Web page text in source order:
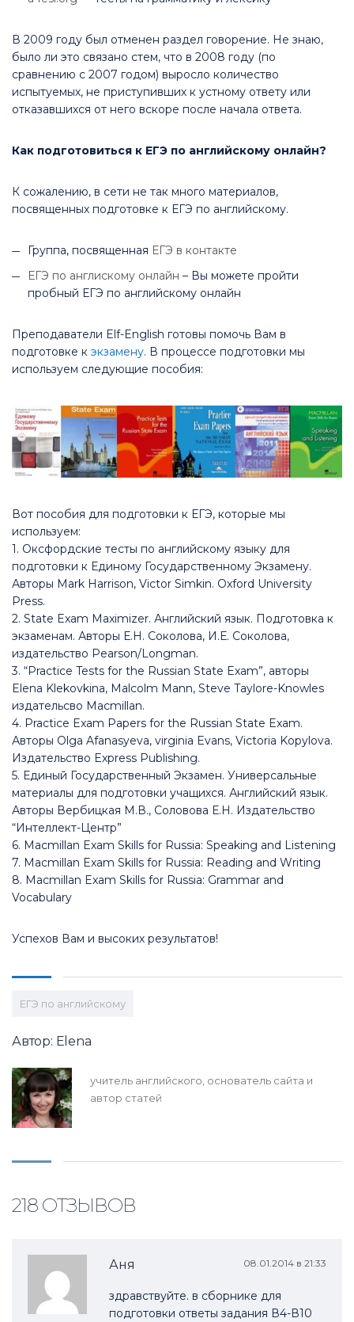
В 2009 году был отменен раздел говорение. Не знаю,
было ли это связано стем, что в 2008 году (по
сравнению с 2007 годом) выросло количество
испытуемых, не приступивших к устному ответу или
отказавшихся от него вскоре после начала ответа.
Как подготовиться к ЕГЭ по английскому онлайн?
К сожалению, в сети не так много материалов,
посвященных подготовке к ЕГЭ по английскому.
Группа, посвященная ЕГЭ в контакте
ЕГЭ по англискому онлайн – Вы можете пройти
пробный ЕГЭ по английскому онлайн
Преподаватели Elf-English готовы помочь Вам в
подготовке к экзамену. В процессе подготовки мы
используем следующие пособия:
Вот пособия для подготовки к ЕГЭ, которые мы
используем:
1. Оксфордские тесты по английскому языку для
подготовки к Единому Государственному Экзамену.
Авторы Mark Harrison, Victor Simkin. Oxford University
Press.
2. State Exam Maximizer. Английский язык. Подготовка к
экзаменам. Авторы Е.Н. Соколова, И.Е. Соколова,
издательство Pearson/Longman.
3. “Practice Tests for the Russian State Exam”, авторы
Elena Klekovkina, Malcolm Mann, Steve Taylore-Knowles
издательсво Macmillan.
4. Practice Exam Papers for the Russian State Exam.
Авторы Olga Afanasyeva, virginia Evans, Victoria Kopylova.
Издательство Express Publishing.
5. Единый Государственный Экзамен. Универсальные
материалы для подготовки учащихся. Английский язык.
Авторы Вербицкая М.В., Соловова Е.Н. Издательство
“Интеллект-Центр”
6. Macmillan Exam Skills for Russia: Speaking and Listening
7. Macmillan Exam Skills for Russia: Reading and Writing
8. Macmillan Exam Skills for Russia: Grammar and
Vocabulary
Успехов Вам и высоких результатов!
ЕГЭ по английскому
Автор: Elena
учитель английского, основатель сайта и
автор статей
218 ОТЗЫВОВ
Аня 08.01.2014 в 21:33
здравствуйте. в сборнике для
подготовки ответы задания В4-В10